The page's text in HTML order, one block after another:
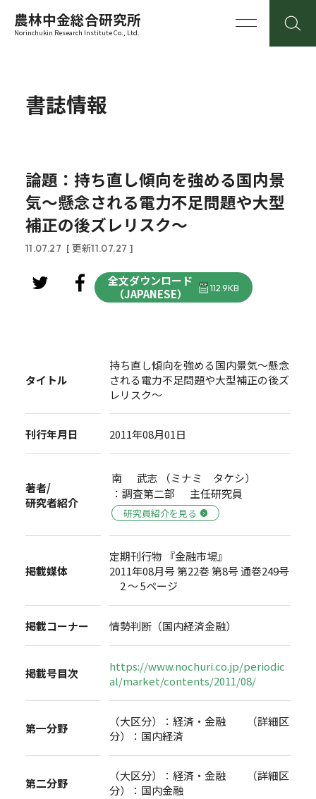
農林中金総合研究所
Norinchukin Research Institute Co., Ltd.
書誌情報
論題：持ち直し傾向を強める国内景
気～懸念される電力不足問題や大型
補正の後ズレリスク～
11.07.27 [ 更新11.07.27 ]
全文ダウンロード
（JAPANESE）
112.9KB
タイトル
持ち直し傾向を強める国内景気～懸念
される電力不足問題や大型補正の後ズ
レリスク～
刊行年月日 2011年08月01日
著者/
研究者紹介
南 武志 （ミナミ タケシ）
：調査第二部 主任研究員
研究員紹介を見る
掲載媒体
定期刊行物 『金融市場』
2011年08月号 第22巻 第8号 通巻249号
2 ～ 5ページ
掲載コーナー 情勢判断（国内経済金融）
掲載号目次
https://www.nochuri.co.jp/periodic
al/market/contents/2011/08/
第一分野
（大区分）：経済・金融 （詳細区
分）：国内経済
第二分野
（大区分）：経済・金融 （詳細区
分）：国内金融